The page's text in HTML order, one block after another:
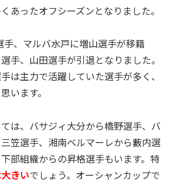
あったオフシーズンとなりました。
手、マルバ水戸に増山選手が移籍
手、山田選手が引退となりました。
は主力で活躍していた選手が多く、
います。
は、バサジィ大分から橋野選手、バ
笠選手、湘南ベルマーレから藪内選
部組織からの昇格選手もいます。特
きいでしょう。オーシャンカップで